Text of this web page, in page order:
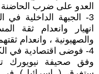
العدو على ضرب الحاضنة
3- الجبهة الداخلية
انهيار وانعدام ثقة
والصهيونية ، وانعدام
4- فوضى اقتصادية في الكيان الصهيوني
وفق صحيفة نيويورك